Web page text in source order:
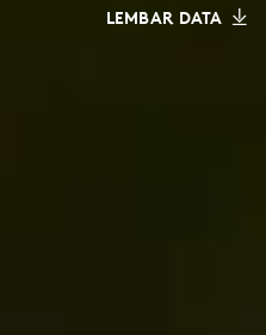
LEMBAR DATA